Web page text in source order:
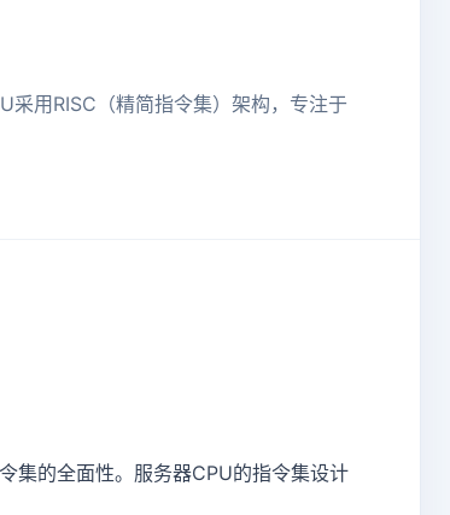
采用RISC（精简指令集）架构，专注于
集的全面性。服务器CPU的指令集设计